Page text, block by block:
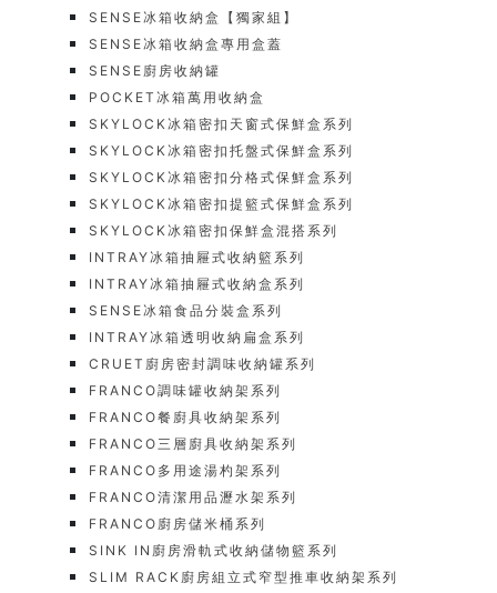
SENSE冰箱收納盒【獨家組】
SENSE冰箱收納盒專用盒蓋
SENSE廚房收納罐
POCKET冰箱萬用收納盒
SKYLOCK冰箱密扣天窗式保鮮盒系列
SKYLOCK冰箱密扣托盤式保鮮盒系列
SKYLOCK冰箱密扣分格式保鮮盒系列
SKYLOCK冰箱密扣提籃式保鮮盒系列
SKYLOCK冰箱密扣保鮮盒混搭系列
INTRAY冰箱抽屜式收納籃系列
INTRAY冰箱抽屜式收納盒系列
SENSE冰箱食品分裝盒系列
INTRAY冰箱透明收納扁盒系列
CRUET廚房密封調味收納罐系列
FRANCO調味罐收納架系列
FRANCO餐廚具收納架系列
FRANCO三層廚具收納架系列
FRANCO多用途湯杓架系列
FRANCO清潔用品瀝水架系列
FRANCO廚房儲米桶系列
SINK IN廚房滑軌式收納儲物籃系列
SLIM RACK廚房組立式窄型推車收納架系列